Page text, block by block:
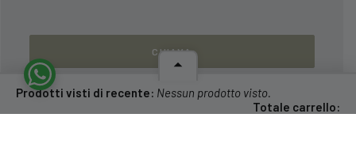
CHIAMA
Prodotti visti di recente: Nessun prodotto visto.
Totale carrello: